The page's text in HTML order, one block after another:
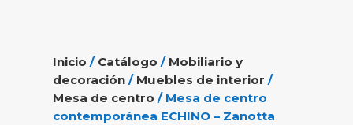
Inicio / Catálogo / Mobiliario y
decoración / Muebles de interior /
Mesa de centro / Mesa de centro
contemporánea ECHINO – Zanotta